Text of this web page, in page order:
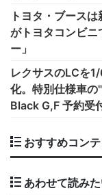
トヨタ・ブース
がトヨタコンビ
ー」
レクサスのLCを
化。特別仕様車
Black G,F 予約受
おすすめコン
あわせて読みた